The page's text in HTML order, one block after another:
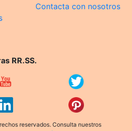
Contacta con nosotros
RR.SS.
reservados. Consulta nuestros